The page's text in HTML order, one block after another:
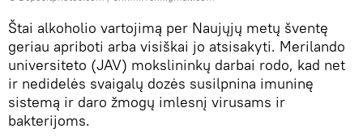
Štai alkoholio vartojimą per Naujųjų metų šventę
geriau apriboti arba visiškai jo atsisakyti. Merilando
universiteto (JAV) mokslininkų darbai rodo, kad net
ir nedidelės svaigalų dozės susilpnina imuninę
sistemą ir daro žmogų imlesnį virusams ir
bakterijoms.